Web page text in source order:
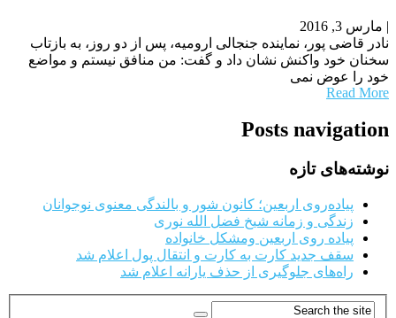
| مارس 3, 2016
نادر قاضی پور، نماینده جنجالی ارومیه، پس از دو روز، به بازتاب
سخنان خود واکنش نشان داد و گفت: من منافق نیستم و مواضع
خود را عوض نمی
Read More
Posts navigation
نوشته‌های تازه
پیاده‌روی اربعین؛ کانون شور و بالندگی معنوی نوجوانان
زندگی و زمانه شیخ فضل الله نوری
پیاده روی اربعین ومشکل خانواده
سقف جدید کارت به کارت و انتقال پول اعلام شد
راه‌های جلوگیری از حذف یارانه اعلام شد